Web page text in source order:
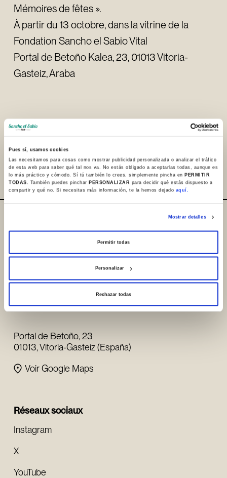
Pues sí, usamos cookies
Las necesitamos para cosas como mostrar publicidad personalizada o analizar el tráfico
de esta web para saber qué tal nos va. No estás obligado a aceptarlas todas, aunque es
lo más práctico y cómodo. Sí tú también lo crees, simplemente pincha enPERMITIR
TODAS . También puedes pincharPERSONALIZAR para decidir qué estás dispuesto a
compartir y qué no. Si necesitas más información, te la hemos dejado aquí.
Mostrar detalles
Permitir todas
Personalizar
Rechazar todas
Mémoires de fêtes ».
À partir du 13 octobre, dans la vitrine de la
Fondation Sancho el Sabio Vital
Portal de Betoño Kalea, 23, 01013 Vitoria-
Gasteiz, Araba
Partager
+34 945 250983
Portal de Betoño, 23
01013, Vitoria-Gasteiz (España)
Voir Google Maps
Réseaux sociaux
Instagram
X
YouTube